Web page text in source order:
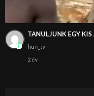
TANULJUNK EGY
hun_tv
2 év